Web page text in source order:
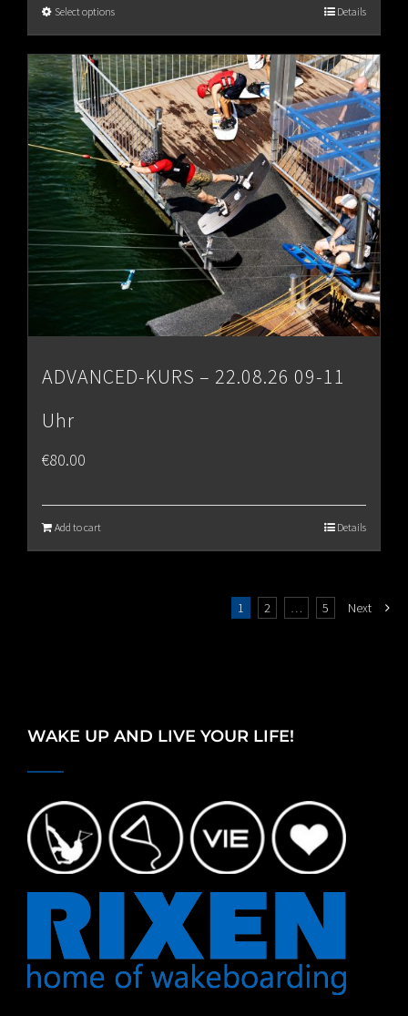
€80.00
Select options Details
ADVANCED-KURS – 22.08.26 09-11
Uhr
€80.00
Add to cart Details
1 2 … 5 Next
WAKE UP AND LIVE YOUR LIFE!